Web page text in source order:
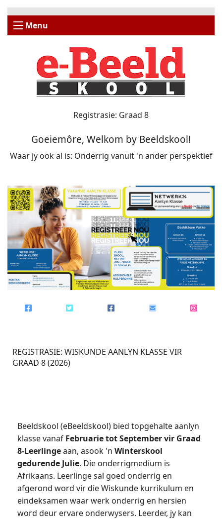
Menu
Registrasie: Graad 8
Goeiemôre, Welkom by Beeldskool!
Waar jy ook al is: Onderrig vanuit 'n ander perspektief
REGISTRASIE: WISKUNDE AANLYN KLASSE VIR
GRAAD 8 (2026)
Beeldskool (eBeeldskool) bied topgehalte aanlyn
klasse vanaf Februarie tot September vir Graad
8-Leerlingeaan, asook 'n Winterskool
gedurende Julie. Die onderrigmedium is
Afrikaans. Leerlinge sal goed onderrig en
afgerond word vir die Wiskunde kurrikulum en
eindeksamen waar werk onderrig en hersien
word deur ervare onderwysers. Leerder, jy kan